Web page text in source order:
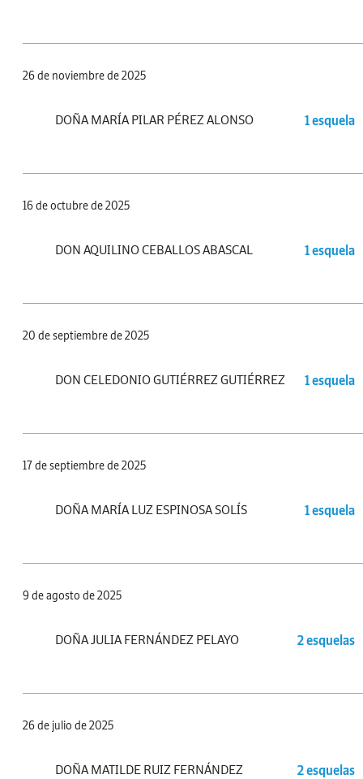
26 de noviembre de 2025
DOÑA MARÍA PILAR PÉREZ ALONSO 1 esquela
16 de octubre de 2025
DON AQUILINO CEBALLOS ABASCAL 1 esquela
20 de septiembre de 2025
DON CELEDONIO GUTIÉRREZ GUTIÉRREZ 1 esquela
17 de septiembre de 2025
DOÑA MARÍA LUZ ESPINOSA SOLÍS 1 esquela
9 de agosto de 2025
DOÑA JULIA FERNÁNDEZ PELAYO 2 esquelas
26 de julio de 2025
DOÑA MATILDE RUIZ FERNÁNDEZ 2 esquelas